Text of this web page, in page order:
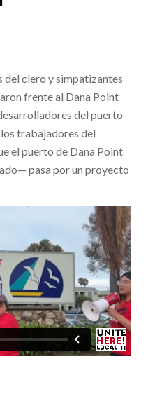
del clero y simpatizantes
frente al Dana Point
del puerto
trabajadores del
el puerto de Dana Point
pasa por un proyecto